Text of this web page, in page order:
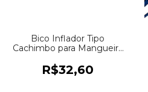
Bico Inflador Tipo
Cachimbo para Mangueira
R$32,60